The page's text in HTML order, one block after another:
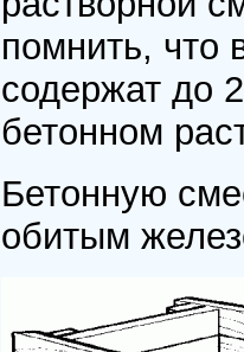
помнить, что
содержат до
бетонном
Бетонную
обитым